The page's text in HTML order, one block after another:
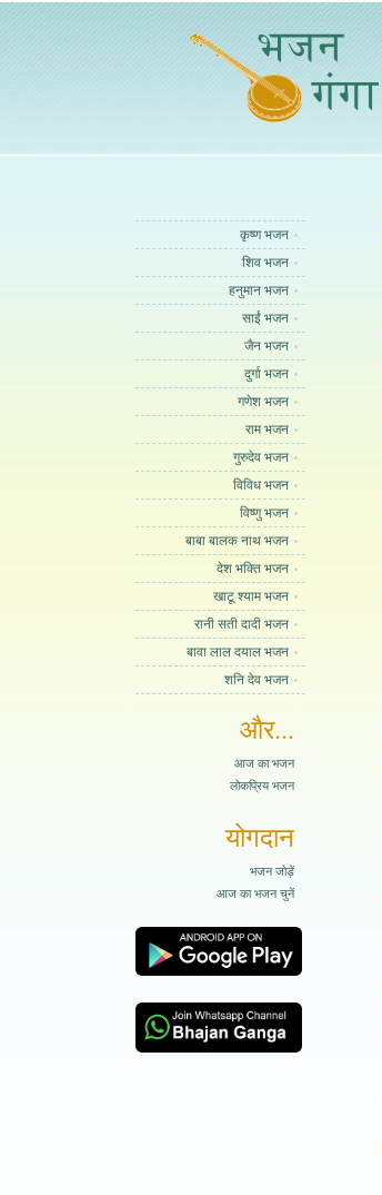
कृष्ण भजन
शिव भजन
हनुमान भजन
साईं भजन
जैन भजन
दुर्गा भजन
गणेश भजन
राम भजन
गुरुदेव भजन
विविध भजन
विष्णु भजन
बाबा बालक नाथ भजन
देश भक्ति भजन
खाटू श्याम भजन
रानी सती दादी भजन
बावा लाल दयाल भजन
शनि देव भजन
और...
आज का भजन
लोकप्रिय भजन
योगदान
भजन जोड़ें
आज का भजन चुनें